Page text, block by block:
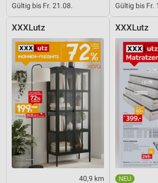
Gültig bis Fr. 21.08. Gültig bis Fr.
XXXLutz
40,9 km
XXXLutz